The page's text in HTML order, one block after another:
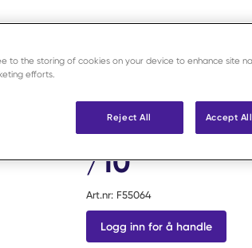
Dobbelslipet 1,8x125 /10
Margnagle
/10
Art.nr: F55064
Logg inn for å handle
to the storing of cookies on your device to enhance site
efforts.
Reject All Accept